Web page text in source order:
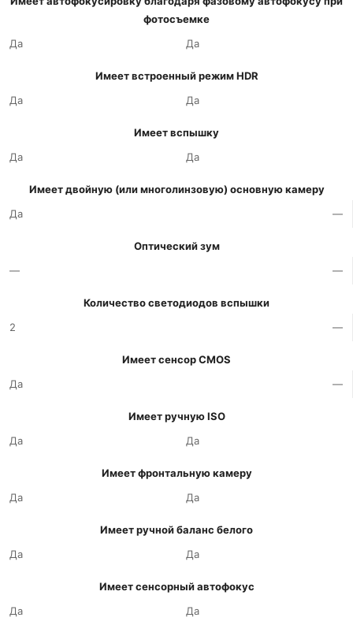
фотосъемке
Да
Да
Имеет встроенный режим HDR
Да
Да
Имеет вспышку
Да
Да
Имеет двойную (или многолинзовую) основную камеру
Да
—
Оптический зум
—
—
Количество светодиодов вспышки
2
—
Имеет сенсор CMOS
Да
—
Имеет ручную ISO
Да
Да
Имеет фронтальную камеру
Да
Да
Имеет ручной баланс белого
Да
Да
Имеет сенсорный автофокус
Да
Да